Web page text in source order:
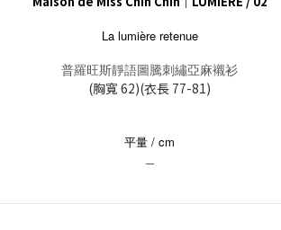
La lumière retenue
普羅旺斯靜語圖騰刺繡亞麻襯衫
(胸寬 62)(衣長 77-81)
平量 / cm